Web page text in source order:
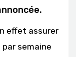
effet assurer
semaine